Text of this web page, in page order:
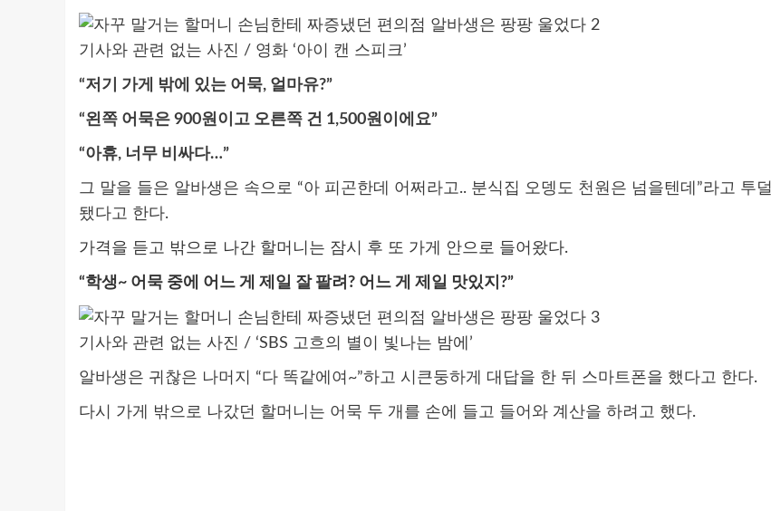
기사와 관련 없는 사진 / 영화 ‘아이 캔 스피크’
“저기 가게 밖에 있는 어묵, 얼마유?”
“왼쪽 어묵은 900원이고 오른쪽 건 1,500원이에요”
“아휴, 너무 비싸다…”
그 말을 들은 알바생은 속으로 “아 피곤한데 어쩌라고.. 분식집 오뎅도 천원은 넘을텐데”라고 투덜
됐다고 한다.
가격을 듣고 밖으로 나간 할머니는 잠시 후 또 가게 안으로 들어왔다.
“학생~ 어묵 중에 어느 게 제일 잘 팔려? 어느 게 제일 맛있지?”
기사와 관련 없는 사진 / ‘SBS 고흐의 별이 빛나는 밤에’
알바생은 귀찮은 나머지 “다 똑같에여~”하고 시큰둥하게 대답을 한 뒤 스마트폰을 했다고 한다.
다시 가게 밖으로 나갔던 할머니는 어묵 두 개를 손에 들고 들어와 계산을 하려고 했다.